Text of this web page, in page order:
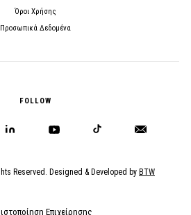
Όροι Χρήσης
Προσωπικά Δεδομένα
FOLLOW
Reserved. Designed & Developed by BTW
Επιχείρησης